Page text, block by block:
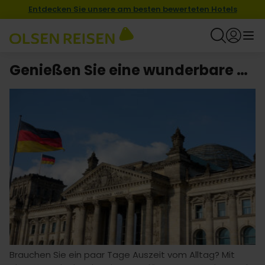
Entdecken Sie unsere am besten bewerteten Hotels
Genießen Sie eine wunderbare Kurzurlaub mit Hotel in Deutschland
Brauchen Sie ein paar Tage Auszeit vom Alltag? Mit